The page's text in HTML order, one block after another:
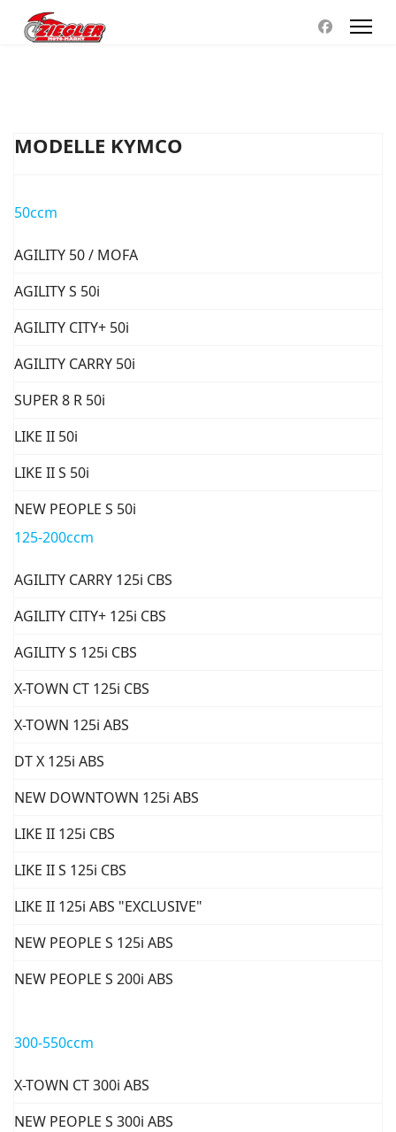
MODELLE KYMCO
50ccm
AGILITY 50 / MOFA
AGILITY S 50i
AGILITY CITY+ 50i
AGILITY CARRY 50i
SUPER 8 R 50i
LIKE II 50i
LIKE II S 50i
NEW PEOPLE S 50i
125-200ccm
AGILITY CARRY 125i CBS
AGILITY CITY+ 125i CBS
AGILITY S 125i CBS
X-TOWN CT 125i CBS
X-TOWN 125i ABS
DT X 125i ABS
NEW DOWNTOWN 125i ABS
LIKE II 125i CBS
LIKE II S 125i CBS
LIKE II 125i ABS "EXCLUSIVE"
NEW PEOPLE S 125i ABS
NEW PEOPLE S 200i ABS
300-550ccm
X-TOWN CT 300i ABS
NEW PEOPLE S 300i ABS